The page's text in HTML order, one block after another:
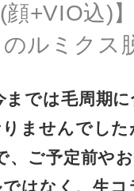
顔+VIO込)
ルミクス
では毛周期
ませんでし
、ご予定前や
はなく、生